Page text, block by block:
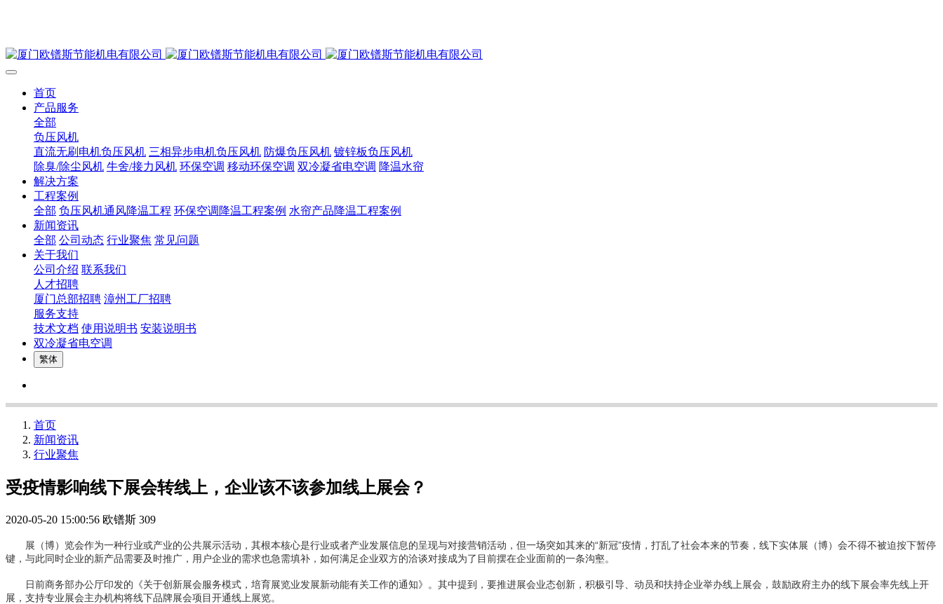
首页
产品服务
全部
负压风机
直流无刷电机负压风机 三相异步电机负压风机 防爆负压风机 镀锌板负压风机
除臭/除尘风机 牛舍/接力风机 环保空调 移动环保空调 双冷凝省电空调 降温水帘
解决方案
工程案例
全部 负压风机通风降温工程 环保空调降温工程案例 水帘产品降温工程案例
新闻资讯
全部 公司动态 行业聚焦 常见问题
关于我们
公司介绍 联系我们
人才招聘
厦门总部招聘 漳州工厂招聘
服务支持
技术文档 使用说明书 安装说明书
双冷凝省电空调
繁体
首页
新闻资讯
行业聚焦
受疫情影响线下展会转线上，企业该不该参加线上展会？
2020-05-20 15:00:56 欧镨斯 309
展（博）览会作为一种行业或产业的公共展示活动，其根本核心是行业或者产业发展信息的呈现与对接营销活动，但一场突如其来的“新冠”疫情，打乱了社会本来的节奏，线下实体展（博）会不得不被迫按下暂停
键，与此同时企业的新产品需要及时推广，用户企业的需求也急需填补，如何满足企业双方的洽谈对接成为了目前摆在企业面前的一条沟壑。
日前商务部办公厅印发的《关于创新展会服务模式，培育展览业发展新动能有关工作的通知》。其中提到，要推进展会业态创新，积极引导、动员和扶持企业举办线上展会，鼓励政府主办的线下展会率先线上开
展，支持专业展会主办机构将线下品牌展会项目开通线上展览。